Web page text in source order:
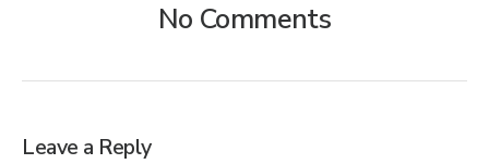
No Comments
Leave a Reply